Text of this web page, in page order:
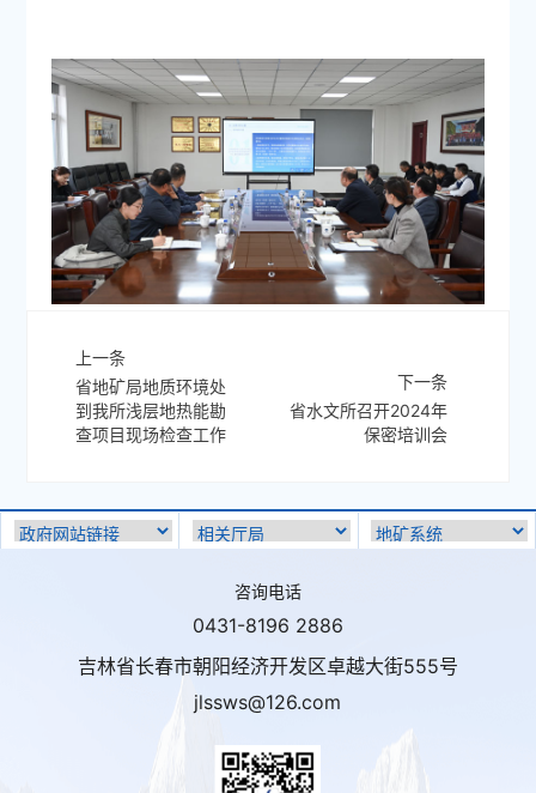
上一条
省地矿局地质环境处
到我所浅层地热能勘
查项目现场检查工作
下一条
省水文所召开2024年
保密培训会
咨询电话
0431-8196 2886
吉林省长春市朝阳经济开发区卓越大街555号
jlssws@126.com